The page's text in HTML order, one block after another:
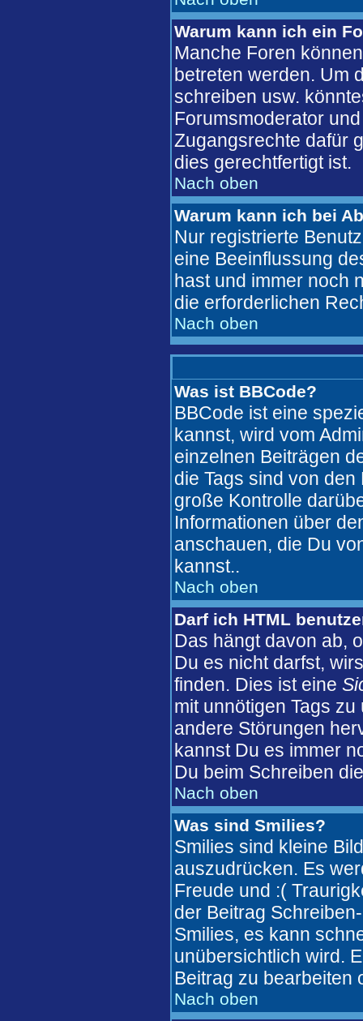
Warum kann ich ein
Manche Foren
betreten werden. Um
schreiben usw.
Forumsmoderator
Zugangsrechte dafür
dies gerechtfertigt ist.
Nach oben
Warum kann ich bei
Nur registrierte
eine Beeinflussung
hast und immer noch
die erforderlichen
Nach oben
Was ist BBCode?
BBCode ist eine
kannst, wird vom
einzelnen Beiträgen
die Tags sind von
große Kontrolle
Informationen über
anschauen, die Du
kannst..
Nach oben
Darf ich HTML
Das hängt davon ab,
Du es nicht darfst,
finden. Dies ist eine
mit unnötigen Tags
andere Störungen
kannst Du es immer
Du beim Schreiben
Nach oben
Was sind Smilies?
Smilies sind kleine
auszudrücken. Es
Freude und :(
der Beitrag
Smilies, es kann
unübersichtlich wird.
Beitrag zu bearbeiten
Nach oben